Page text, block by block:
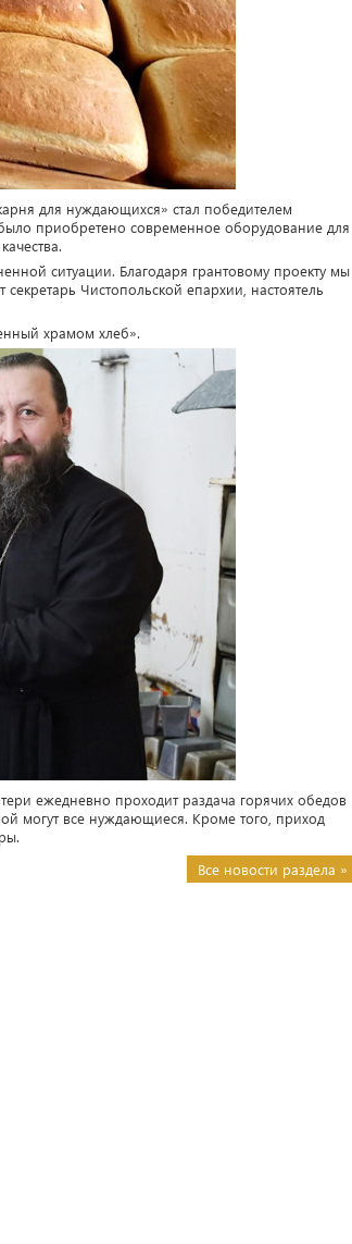
для нуждающихся» стал победителем
приобретено современное оборудование для
ситуации. Благодаря грантовому проекту мы
Чистопольской епархии, настоятель
храмом хлеб».
ежедневно проходит раздача горячих обедов
могут все нуждающиеся. Кроме того, приход
Все новости раздела »